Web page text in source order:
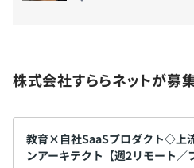
無期雇用
株式会社すららネットが募
教育×自社SaaSプロダクト◇上
ンアーキテクト【週2リモート／